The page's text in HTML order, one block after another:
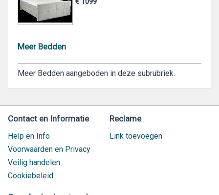
Meer Bedden
Meer Bedden aangeboden in deze subrubriek.
Contact en Informatie
Help en Info
Voorwaarden en Privacy
Veilig handelen
Cookiebeleid
Reclame
Link toevoegen